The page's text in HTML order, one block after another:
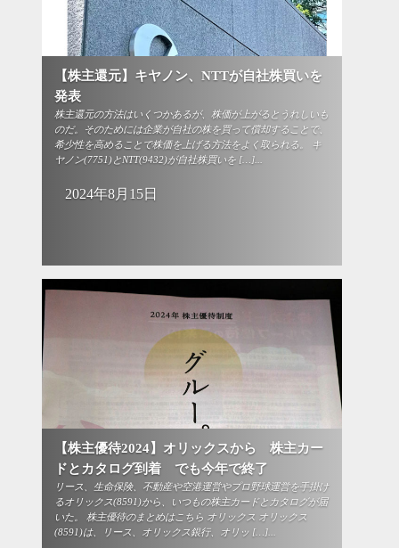
【株主還元】キヤノン、NTTが自社株買いを
発表
株主還元の方法はいくつかあるが、株価が上がるとうれしいも
のだ。そのためには企業が自社の株を買って償却することで、
希少性を高めることで株価を上げる方法をよく取られる。 キ
ヤノン(7751)とNTT(9432)が自社株買いを […]...
2024年8月15日
【株主優待2024】オリックスから 株主カー
ドとカタログ到着 でも今年で終了
リース、生命保険、不動産や空港運営やプロ野球運営を手掛け
るオリックス(8591)から、いつもの株主カードとカタログが届
いた。 株主優待のまとめはこちら オリックス オリックス
(8591)は、リース、オリックス銀行、オリッ […]...